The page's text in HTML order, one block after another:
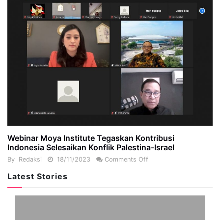
Webinar Moya Institute Tegaskan Kontribusi
Indonesia Selesaikan Konflik Palestina-Israel
By Redaksi 18/11/2023 Comments Off
Latest Stories